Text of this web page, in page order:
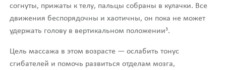
согнуты, прижаты к телу, пальцы собраны в кулачки. Все
движения беспорядочны и хаотичны, он пока не может
удержать голову в вертикальном положении3.
Цель массажа в этом возрасте — ослабить тонус
сгибателей и помочь развиться отделам мозга,